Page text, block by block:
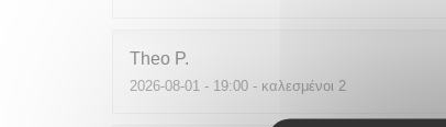
Theo P
2026-08-01 - 19:00 - καλεσμένοι 2